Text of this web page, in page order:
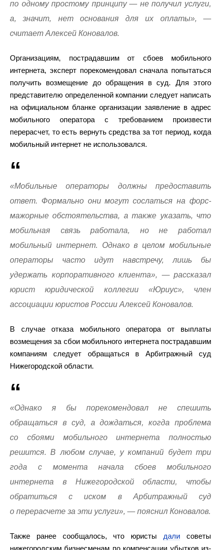
по одному простому принципу — не получил услуги,
а, значит, нет основания для их оплаты», —
считает Алексей Коновалов.
Организациям, пострадавшим от сбоев мобильного
интернета, эксперт порекомендовал сначала попытаться
получить возмещение до обращения в суд. Для этого
представителю определенной компании следует написать
на официальном бланке организации заявление в адрес
мобильного оператора с требованием произвести
перерасчет, то есть вернуть средства за тот период, когда
мобильный интернет не использовался.
«Мобильные операторы должны предоставить
ответ. Формально они могут сослаться на форс-
мажорные обстоятельства, а также указать, что
мобильная связь работала, но не работал
мобильный интернет. Однако в целом мобильные
операторы часто идут навстречу, лишь бы
удержать корпоративного клиента», — рассказал
юрист юридической коллегии «Юриус», член
ассоциации юристов России Алексей Коновалов.
В случае отказа мобильного оператора от выплаты
возмещения за сбои мобильного интернета пострадавшим
компаниям следует обращаться в Арбитражный суд
Нижегородской области.
«Однако я бы порекомендовал не спешить
обращаться в суд, а дождаться, когда проблема
со сбоями мобильного интернета полностью
решится. В любом случае, у компаний будет три
года с момента начала сбоев мобильного
интернета в Нижегородской области, чтобы
обратиться с иском в Арбитражный суд
о перерасчете за эти услуги», — пояснил Коновалов.
Также ранее сообщалось, что юристы дали советы
нижегородским бизнесменам по компенсации убытков из-